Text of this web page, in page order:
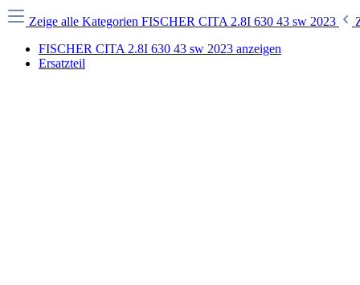
Zeige alle Kategorien FISCHER CITA 2.8I 630 43 sw 2023
FISCHER CITA 2.8I 630 43 sw 2023 anzeigen
Ersatzteil